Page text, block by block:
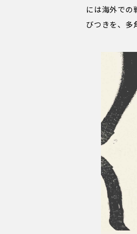
には海外で
びつきを、多